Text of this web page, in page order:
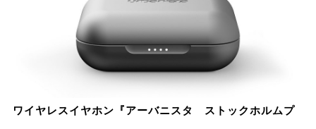
ワイヤレスイヤホン『アーバニスタ ストックホルムプ